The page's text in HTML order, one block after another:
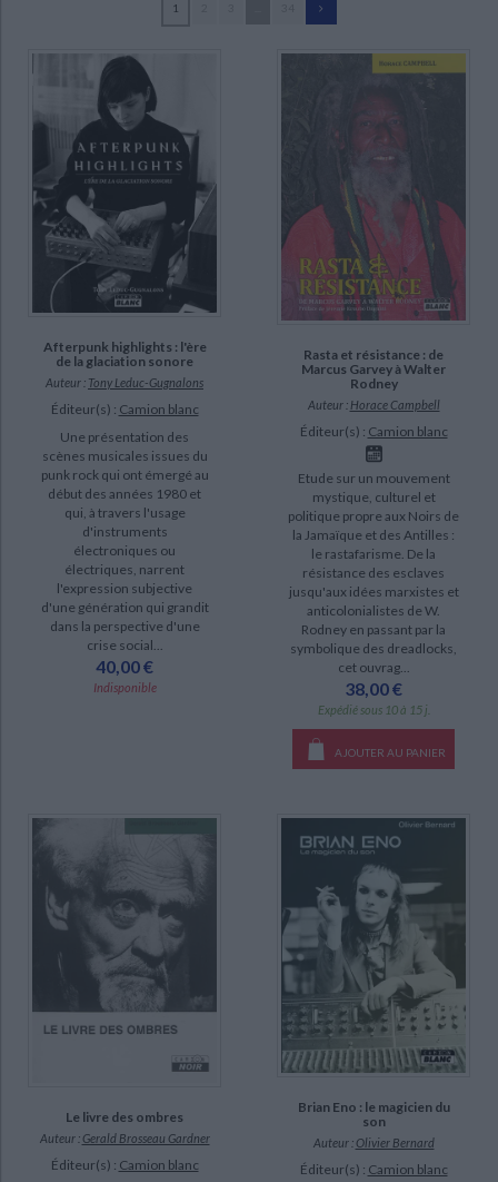
Critique et histoire littéraire
Classiques scolaires Littérature ancienne et médiévale
Littérature de voyage
Littérature en version originale Humour
Ecologie - Environnement Religions - Spiritualités
Biographies historiques
Histoire - Généralités
Histoire ancienne Géographie
Culture scientifique
Lesueur, Daniel (37)
Castelaux, Nicolas (22)
Lorentz, Christophe (20)
Pintoux, Jérôme (18)
Delinotte, Didier (17)
Franceschi, Dom (17)
Merklen, Angélique (15)
livre (797)
SÉRIE
Satsujin (5)
Black Metal (3)
Journal d'un tueur (3)
L'âge d'or du rock progressif anglais (3)
Absolute directors : rock, cinéma, contre-culture (2)
Anthologie du black metal (2)
Anthologie du metal (2)
Cradle of filth : une Bible de décadence et de ténèbres (2)
1
Afterpunk highlights : l'ère
de la glaciation sonore
Auteur : Tony Leduc-Gugnalons
Éditeur(s) : Camion blanc
Une présentation des
scènes musicales issues du
punk rock qui ont émergé au
début des années 1980 et
qui, à travers l'usage
d'instruments
électroniques ou
électriques, narrent
l'expression subjective
d'une génération qui grandit
dans la perspective d'une
crise social...
40,00 €
Indisponible
Rasta et résistance : de
Marcus Garvey à Walter
Rodney
Auteur : Horace Campbell
Éditeur(s) : Camion blanc
Etude sur un mouvement
mystique, culturel et
politique propre aux Noirs de
la Jamaïque et des Antilles :
le rastafarisme. De la
résistance des esclaves
jusqu'aux idées marxistes et
anticolonialistes de W.
Rodney en passant par la
symbolique des dreadlocks,
cet ouvrag...
38,00 €
Expédié sous 10 à 15 j.
AJOUTER AU PANIER
Le livre des ombres
Auteur : Gerald Brosseau Gardner
Éditeur(s) : Camion blanc
Brian Eno : le magicien du
son
Auteur : Olivier Bernard
Éditeur(s) : Camion blanc